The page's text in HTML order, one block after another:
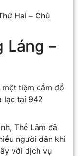
Hai – Chủ
Láng –
tiệm cầm đồ
lạc tại 942
Thế Lâm đã
người dân khi
với dịch vụ